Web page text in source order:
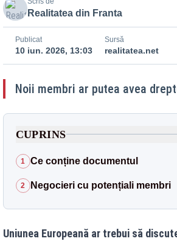
Realitatea din Franta
Publicat
10 iun. 2026, 13:03
Sursă
realitatea.net
Noii membri ar putea avea
CUPRINS
1 Ce conține documentul
2 Negocieri cu potențiali membri
Uniunea Europeană ar trebui să